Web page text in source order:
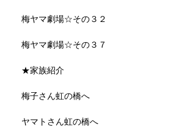
梅ヤマ劇場☆その３２
梅ヤマ劇場☆その３７
★家族紹介
梅子さん虹の橋へ
ヤマトさん虹の橋へ